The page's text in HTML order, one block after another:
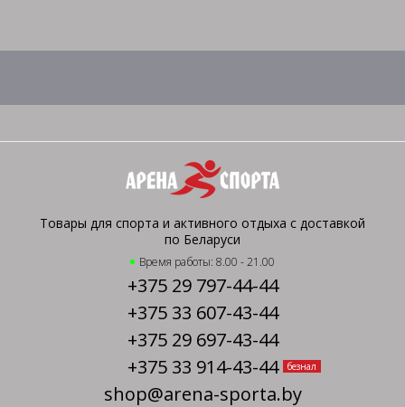
Товары для спорта и активного отдыха с доставкой
по Беларуси
Время работы: 8.00 - 21.00
+375 29 797-44-44
+375 33 607-43-44
+375 29 697-43-44
+375 33 914-43-44
безнал
shop@arena-sporta.by